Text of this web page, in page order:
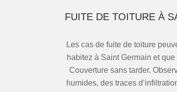
FUITE DE TOITURE À
Les cas de fuite de toiture
habitez à Saint Germain et
Couverture sans tarder.
humides, des traces